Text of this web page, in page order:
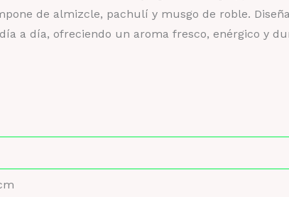
de almizcle, pachulí y musgo de roble.
a día, ofreciendo un aroma fresco, enérgico y